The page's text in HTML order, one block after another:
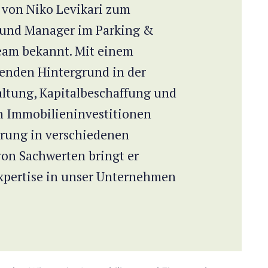
Niko Levikari zum
Manager im Parking &
bekannt. Mit einem
Hintergrund in der
Kapitalbeschaffung und
Immobilieninvestitionen
in verschiedenen
Sachwerten bringt er
in unser Unternehmen
Partners, wo er sich auf ertragsstarke
bei ABN AMRO, die
Management von der Bayes Business School,